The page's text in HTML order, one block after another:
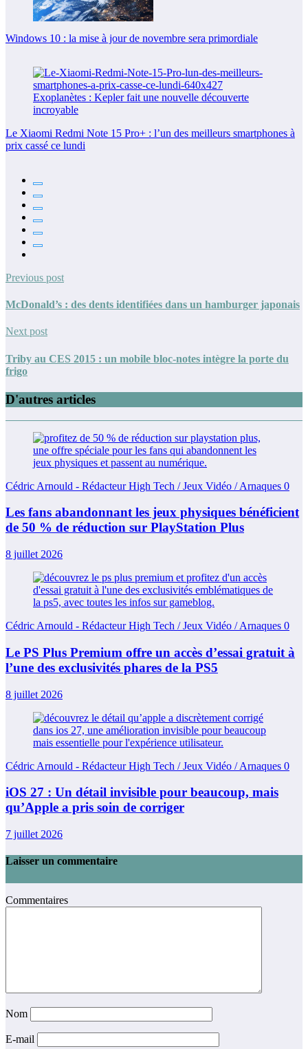
Windows 10 : la mise à jour de novembre sera primordiale
Le Xiaomi Redmi Note 15 Pro+ : l’un des meilleurs smartphones à
prix cassé ce lundi
Previous post
McDonald’s : des dents identifiées dans un hamburger japonais
Next post
Triby au CES 2015 : un mobile bloc-notes intègre la porte du
frigo
D'autres articles
Cédric Arnould - Rédacteur High Tech / Jeux Vidéo / Arnaques 0
Les fans abandonnant les jeux physiques bénéficient
de 50 % de réduction sur PlayStation Plus
8 juillet 2026
Cédric Arnould - Rédacteur High Tech / Jeux Vidéo / Arnaques 0
Le PS Plus Premium offre un accès d’essai gratuit à
l’une des exclusivités phares de la PS5
8 juillet 2026
Cédric Arnould - Rédacteur High Tech / Jeux Vidéo / Arnaques 0
iOS 27 : Un détail invisible pour beaucoup, mais
qu’Apple a pris soin de corriger
7 juillet 2026
Laisser un commentaire
Commentaires
Nom
E-mail